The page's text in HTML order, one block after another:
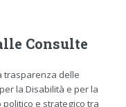
Consulte
trasparenza delle
la Disabilità e per la
e strategico tra